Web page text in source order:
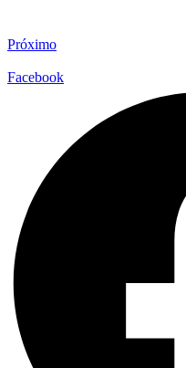
Próximo
Facebook